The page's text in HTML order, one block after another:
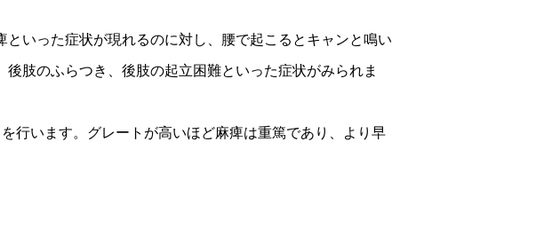
いった症状が現れるのに対し、腰で起こるとキャンと鳴い
肢のふらつき、後肢の起立困難といった症状がみられま
行います。グレートが高いほど麻痺は重篤であり、より早